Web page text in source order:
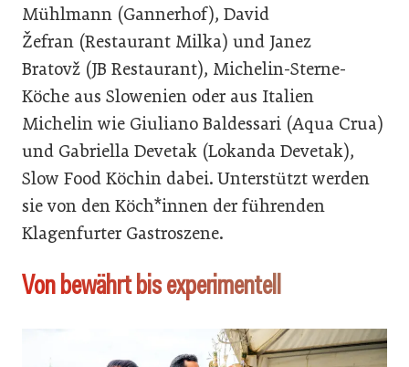
Mühlmann (Gannerhof), David
Žefran (Restaurant Milka) und Janez
Bratovž (JB Restaurant), Michelin-Sterne-
Köche aus Slowenien oder aus Italien
Michelin wie Giuliano Baldessari (Aqua Crua)
und Gabriella Devetak (Lokanda Devetak),
Slow Food Köchin dabei. Unterstützt werden
sie von den Köch*innen der führenden
Klagenfurter Gastroszene.
Von bewährt bis experimentell